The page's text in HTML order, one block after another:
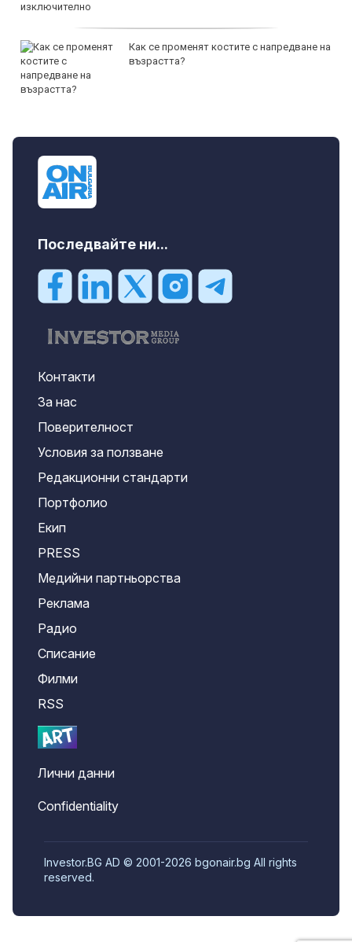
Как се променят костите с напредване на
възрастта?
Последвайте ни...
Контакти
За нас
Поверителност
Условия за ползване
Редакционни стандарти
Портфолио
Екип
PRESS
Медийни партньорства
Реклама
Радио
Списание
Филми
RSS
Лични данни
Confidentiality
Investor.BG AD © 2001-2026 bgonair.bg All rights
reserved.